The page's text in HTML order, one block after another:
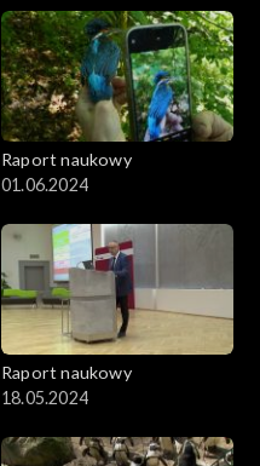
Raport naukowy
01.06.2024
Raport naukowy
18.05.2024